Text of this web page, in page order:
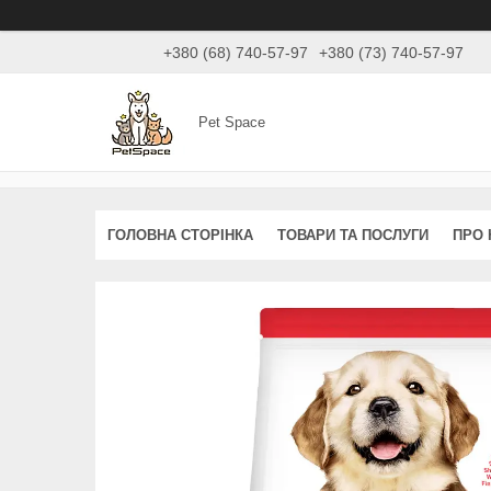
+380 (68) 740-57-97 +380 (73) 740-57-97
Pet Space
ГОЛОВНА СТОРІНКА ТОВАРИ ТА ПОСЛУГИ ПРО